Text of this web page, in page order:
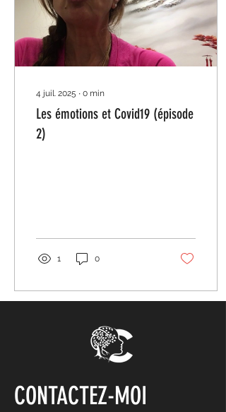
4 juil. 2025 ∙ 0 min
Les émotions et Covid19 (épisode
2)
1 0
CONTACTEZ-MOI